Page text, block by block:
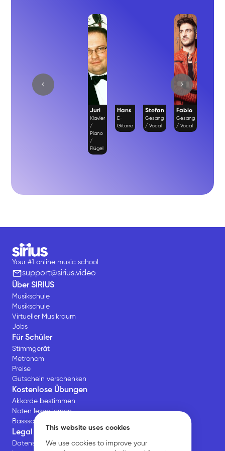
This website uses cookies
We use cookies to improve your
Juri
Klavier
/
Piano
/
Flügel
Hans
E-
Gitarre
Stefan
Gesang
/ Vocal
Fabio
Gesang
/ Vocal
Your #1 online music school
support@sirius.video
Über SIRIUS
Musikschule
Musikschule
Virtueller Musikraum
Jobs
Für Schüler
Stimmgerät
Metronom
Preise
Gutschein verschenken
Kostenlose Übungen
Akkorde bestimmen
Noten lesen lernen
Bassschlüssel Übungen
Legal
Datenschutz